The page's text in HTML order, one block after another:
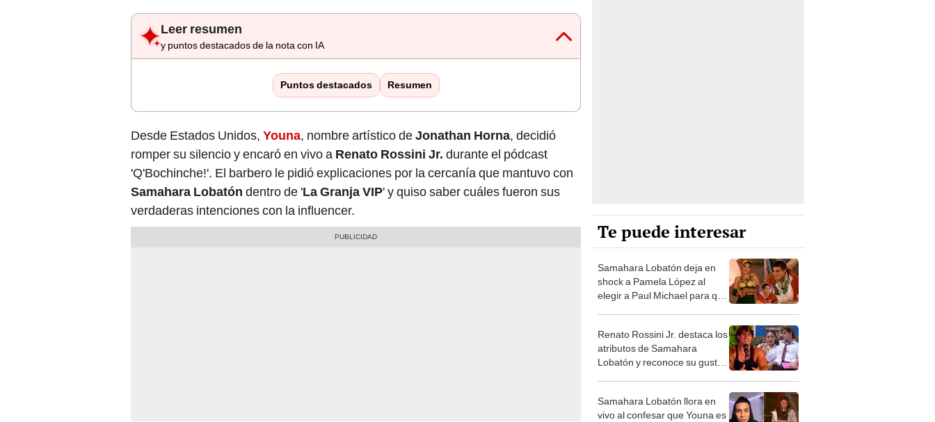
Leer resumen
y puntos destacados de la nota con IA
Puntos destacados Resumen
Desde Estados Unidos, Youna, nombre artístico deJonathan Horna, decidió
romper su silencio y encaró en vivo a Renato Rossini Jr. durante el pódcast
'Q'Bochinche!'. El barbero le pidió explicaciones por la cercanía que mantuvo con
Samahara Lobatón dentro de 'La Granja VIP' y quiso saber cuáles fueron sus
verdaderas intenciones con la influencer.
Te puede interesar
Samahara Lobatón deja en
shock a Pamela López al
elegir a Paul Michael para que
Renato Rossini Jr. destaca los
atributos de Samahara
Lobatón y reconoce su gusto
Samahara Lobatón llora en
vivo al confesar que Youna es